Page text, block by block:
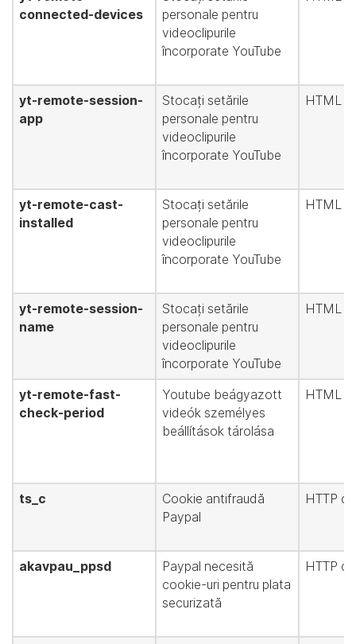
connected-devices
personale pentru
videoclipurile
încorporate YouTube
yt-remote-session-
app
Stocați setările
personale pentru
videoclipurile
încorporate YouTube
HTML
yt-remote-cast-
installed
Stocați setările
personale pentru
videoclipurile
încorporate YouTube
HTML
yt-remote-session-
name
Stocați setările
personale pentru
videoclipurile
încorporate YouTube
HTML
yt-remote-fast-
check-period
Youtube beágyazott
videók személyes
beállítások tárolása
HTML
ts_c
Cookie antifraudă
Paypal
HTTP
akavpau_ppsd
Paypal necesită
cookie-uri pentru plata
securizată
HTTP